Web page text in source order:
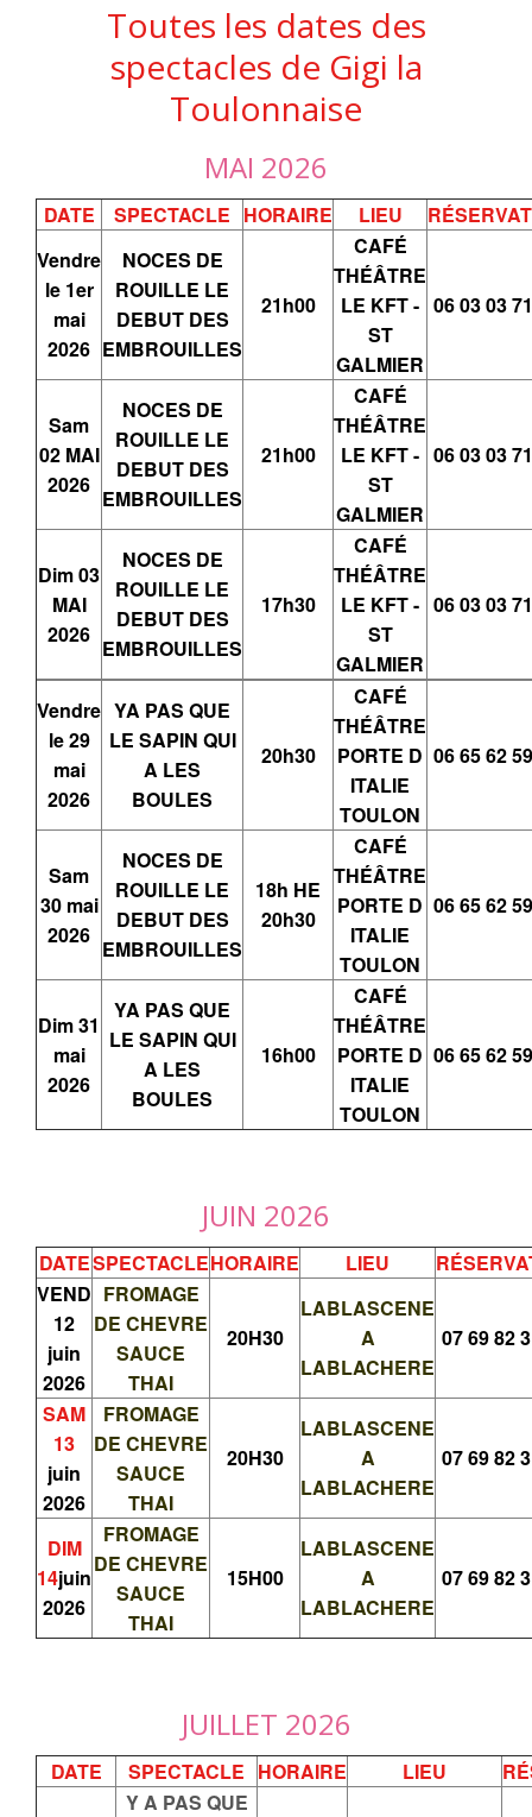
Toutes les dates des
spectacles de Gigi la
Toulonnaise
MAI 2026
DATE SPECTACLE HORAIRE LIEU
Vendre
le 1er
mai
2026
NOCES DE
ROUILLE LE
DEBUT DES
EMBROUILLES
21h00
CAFÉ
THÉÂTRE
LE KFT -
ST
GALMIER
06 03 03
Sam
02 MAI
2026
NOCES DE
ROUILLE LE
DEBUT DES
EMBROUILLES
21h00
CAFÉ
THÉÂTRE
LE KFT -
ST
GALMIER
06 03 03
Dim 03
MAI
2026
NOCES DE
ROUILLE LE
DEBUT DES
EMBROUILLES
17h30
CAFÉ
THÉÂTRE
LE KFT -
ST
GALMIER
06 03 03
Vendre
le 29
mai
2026
YA PAS QUE
LE SAPIN QUI
A LES
BOULES
20h30
CAFÉ
THÉÂTRE
PORTE D
ITALIE
TOULON
06 65 62
Sam
30 mai
2026
NOCES DE
ROUILLE LE
DEBUT DES
EMBROUILLES
18h HE
20h30
CAFÉ
THÉÂTRE
PORTE D
ITALIE
TOULON
06 65 62
Dim 31
mai
2026
YA PAS QUE
LE SAPIN QUI
A LES
BOULES
16h00
CAFÉ
THÉÂTRE
PORTE D
ITALIE
TOULON
06 65 62
JUIN 2026
DATESPECTACLEHORAIRE LIEU
VEND
12
juin
2026
FROMAGE
DE CHEVRE
SAUCE
THAI
20H30
LABLASCENE
A
LABLACHERE
07 69 82
SAM
13
juin
2026
FROMAGE
DE CHEVRE
SAUCE
THAI
20H30
LABLASCENE
A
LABLACHERE
07 69 82
DIM
14juin
2026
FROMAGE
DE CHEVRE
SAUCE
THAI
15H00
LABLASCENE
A
LABLACHERE
07 69 82
JUILLET 2026
DATE SPECTACLE HORAIRE LIEU
Y A PAS QUE